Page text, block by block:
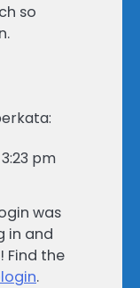
so
pm
was
in and
Find the
.